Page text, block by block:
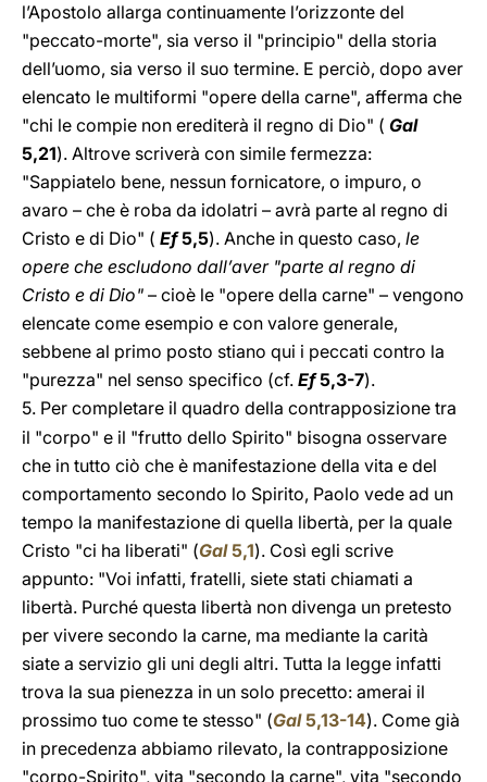
l’Apostolo allarga continuamente l’orizzonte del
"peccato-morte", sia verso il "principio" della storia
dell’uomo, sia verso il suo termine. E perciò, dopo aver
elencato le multiformi "opere della carne", afferma che
"chi le compie non erediterà il regno di Dio" ( Gal
5,21). Altrove scriverà con simile fermezza:
"Sappiatelo bene, nessun fornicatore, o impuro, o
avaro – che è roba da idolatri – avrà parte al regno di
Cristo e di Dio" ( Ef5,5). Anche in questo caso, le
opere che escludono dall’aver "parte al regno di
Cristo e di Dio" – cioè le "opere della carne" – vengono
elencate come esempio e con valore generale,
sebbene al primo posto stiano qui i peccati contro la
"purezza" nel senso specifico (cf. Ef5,3-7).
5. Per completare il quadro della contrapposizione tra
il "corpo" e il "frutto dello Spirito" bisogna osservare
che in tutto ciò che è manifestazione della vita e del
comportamento secondo lo Spirito, Paolo vede ad un
tempo la manifestazione di quella libertà, per la quale
Cristo "ci ha liberati" (Gal5,1). Così egli scrive
appunto: "Voi infatti, fratelli, siete stati chiamati a
libertà. Purché questa libertà non divenga un pretesto
per vivere secondo la carne, ma mediante la carità
siate a servizio gli uni degli altri. Tutta la legge infatti
trova la sua pienezza in un solo precetto: amerai il
prossimo tuo come te stesso" (Gal5,13-14). Come già
in precedenza abbiamo rilevato, la contrapposizione
"corpo-Spirito", vita "secondo la carne", vita "secondo